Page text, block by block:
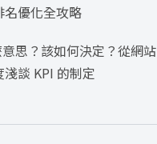
名優化全攻略
思？該如何決定？從網站
談 KPI 的制定